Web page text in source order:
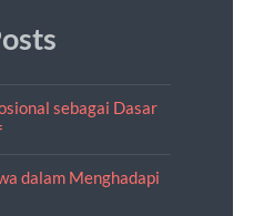
sebagai Dasar
dalam Menghadapi